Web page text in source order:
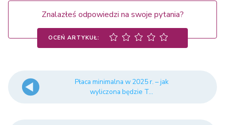
Znalazłeś odpowiedzi na swoje pytania?
OCEŃ ARTYKUŁ:
Płaca minimalna w 2025 r. – jak
wyliczona będzie T...